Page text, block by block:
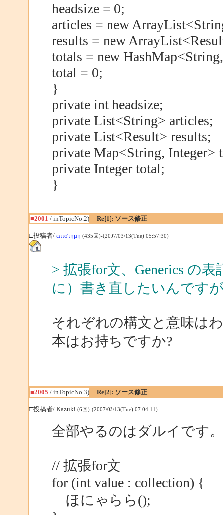
headsize = 0;
articles = new
results = new
totals = new
total = 0;
}
private int headsize;
private List<String> articles;
private List<Result> results;
private Map<String, Integer>
private Integer total;
}
■2001 / inTopicNo.2) Re[1]: ソース修正
□投稿者/ επιστημη (435回)-(2007/03/13(Tue) 05:57:30)
> 拡張for文、Generics の
に）書き直したいんです
それぞれの構文と意味は
本はお持ちですか?
■2005 / inTopicNo.3) Re[2]: ソース修正
□投稿者/ Kazuki (6回)-(2007/03/13(Tue) 07:04:11)
全部やるのはダルイです。
// 拡張for文
for (int value : collection) {
ほにゃらら();